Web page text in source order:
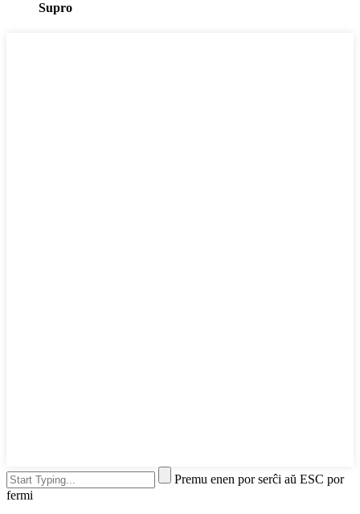
Supro
Premu enen por serĉi aŭ ESC por
fermi